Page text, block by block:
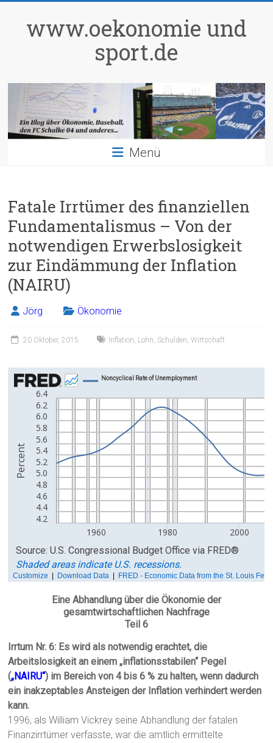
springenwww.oekonomie und
sport.de
Menü
Fatale Irrtümer des finanziellen
Fundamentalismus – Von der
notwendigen Erwerbslosigkeit
zur Eindämmung der Inflation
(NAIRU)
Jörg Ökonomie
20 Oktober, 2015 Inflation, Lohn, Schulden,Wirtschaft
Eine Abhandlung über die Ökonomie der
gesamtwirtschaftlichen Nachfrage
Teil 6
Irrtum Nr. 6: Es wird als notwendig erachtet, die
Arbeitslosigkeit an einem „inflationsstabilen“ Pegel
(„NAIRU“) im Bereich von 4 bis 6 % zu halten, wenn dadurch
ein inakzeptables Ansteigen der Inflation verhindert werden
kann.
1996, als William Vickrey seine Abhandlung der fatalen
Finanzirrtümer verfasste, war die amtlich ermittelte